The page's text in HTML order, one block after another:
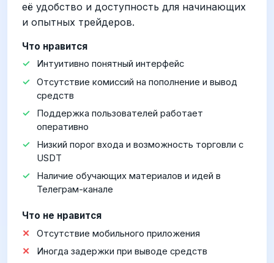
её удобство и доступность для начинающих
и опытных трейдеров.
Что нравится
Интуитивно понятный интерфейс
Отсутствие комиссий на пополнение и вывод
средств
Поддержка пользователей работает
оперативно
Низкий порог входа и возможность торговли с
USDT
Наличие обучающих материалов и идей в
Телеграм-канале
Что не нравится
Отсутствие мобильного приложения
Иногда задержки при выводе средств